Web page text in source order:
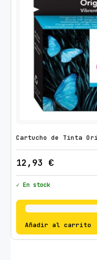
Cartucho de Tinta
12,93 €
✓ En stock
Añadir al carrito